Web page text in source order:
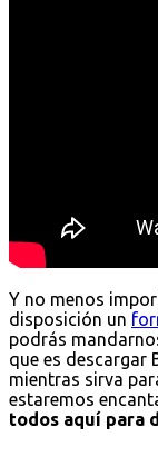
Y no menos
disposición un
podrás
que es descargar
mientras sirva
estaremos
todos aquí para